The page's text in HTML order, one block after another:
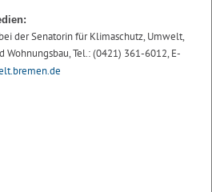
der Senatorin für Klimaschutz, Umwelt,
Tel.: (0421) 361-6012, E-